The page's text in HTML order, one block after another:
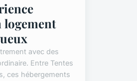
logement
avec des
Entre Tentes
ces hébergements